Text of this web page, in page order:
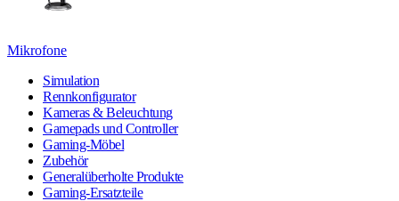
Mikrofone
Simulation
Rennkonfigurator
Kameras & Beleuchtung
Gamepads und Controller
Gaming-Möbel
Zubehör
Generalüberholte Produkte
Gaming-Ersatzteile